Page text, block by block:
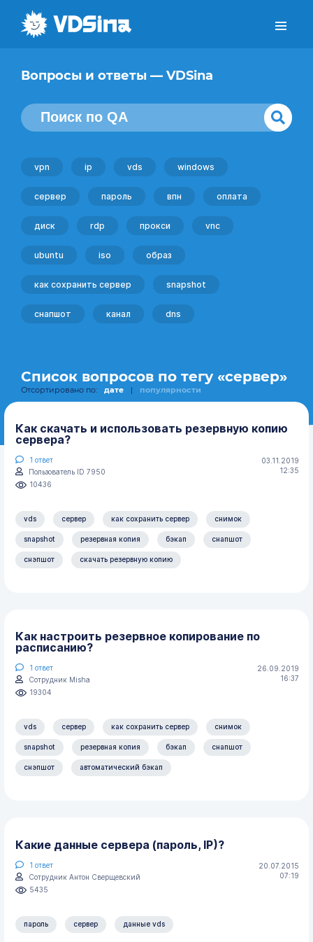
Вопросы и ответы — VDSina
vpn ip vds windows
сервер пароль впн оплата
диск rdp прокси vnc
ubuntu iso образ
как сохранить сервер snapshot
снапшот канал dns
Список вопросов по тегу «сервер»
Отсортировано по: дате | популярности
Как скачать и использовать резервную копию
сервера?
03.11.2019
12:35
1 ответ
Пользователь ID 7950
10436
vds сервер как сохранить сервер снимок
snapshot резервная копия бэкап снапшот
снэпшот скачать резервную копию
Как настроить резервное копирование по
расписанию?
26.09.2019
16:37
1 ответ
Сотрудник Misha
19304
vds сервер как сохранить сервер снимок
snapshot резервная копия бэкап снапшот
снэпшот автоматический бэкап
Какие данные сервера (пароль, IP)?
20.07.2015
07:19
1 ответ
Сотрудник Антон Сверщевский
5435
пароль сервер данные vds